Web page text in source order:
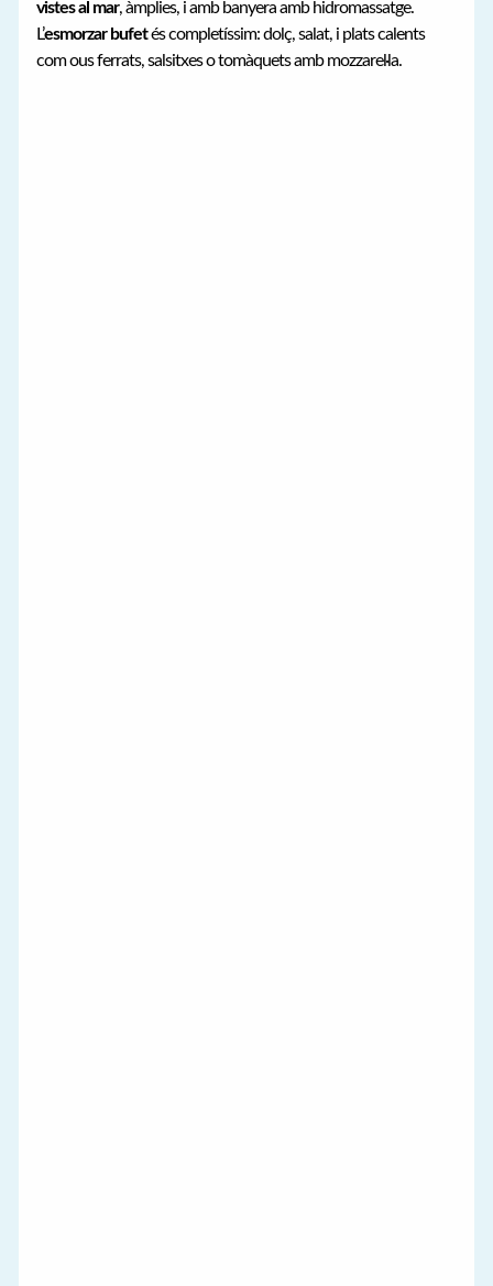
vistes al mar, àmplies, i amb banyera amb hidromassatge.
L’esmorzar bufetés completíssim: dolç, salat, i plats calents
com ous ferrats, salsitxes o tomàquets amb mozzarel·la.